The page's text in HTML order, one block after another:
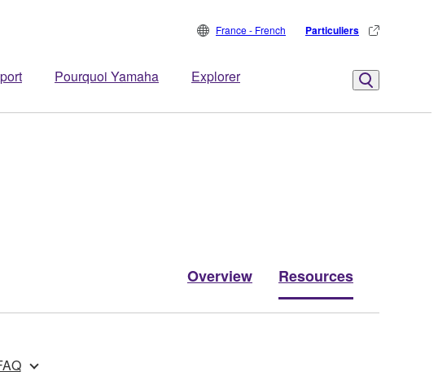
Pourquoi Yamaha Explorer
France - French Particuliers
Overview Resources